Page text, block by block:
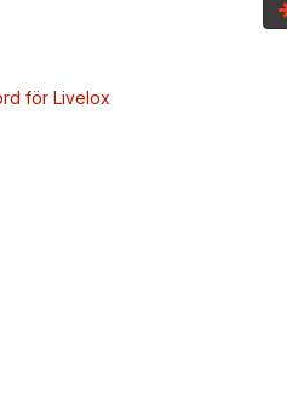
för Livelox